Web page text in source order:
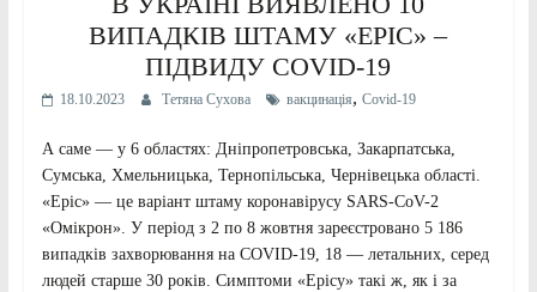
ВИПАДКІВ ШТАМУ «ЕРІС» –
ПІДВИДУ COVID-19
18.10.2023 Тетяна Сухова вакцинація, Сovid-19
А саме — у 6 областях: Дніпропетровська, Закарпатська,
Сумська, Хмельницька, Тернопільська, Чернівецька області.
«Еріс» — це варіант штаму коронавірусу SARS-CoV-2
«Омікрон». У період з 2 по 8 жовтня зареєстровано 5 186
випадків захворювання на COVID-19, 18 — летальних, серед
людей старше 30 років. Симптоми «Ерісу» такі ж, як і за